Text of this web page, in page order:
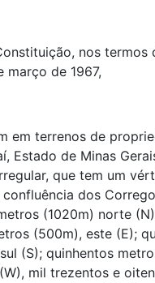
nos
de 1967,
em terrenos de
Estado de Minas
que tem um
dos
(1020m) norte
(500m), este (E);
(S); quinhentos
mil trezentos e